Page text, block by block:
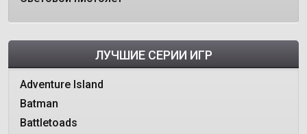
ЛУЧШИЕ СЕРИИ ИГР
Adventure Island
Batman
Battletoads